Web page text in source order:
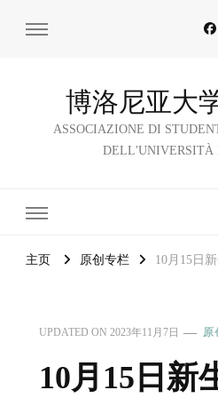
博洛尼亚大
ASSOCIAZIONE DI
DELL'UNIVERSITÀ
主页 原创专栏 10月15日
UPDATED ON 2023年11月7日 原
10月15日新